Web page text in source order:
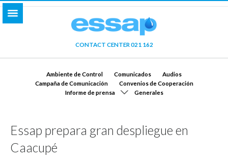
CONTACT CENTER 021 162
Ambiente de Control Comunicados
Audios
Campaña de Comunicación
Convenios de Cooperación
Informe de prensa
Generales
Essap prepara gran despliegue en
Caacupé